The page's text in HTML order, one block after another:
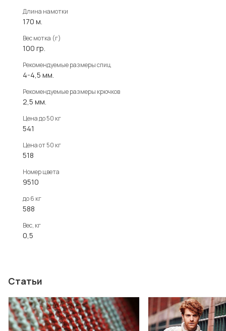
Длина намотки
170 м.
Вес мотка (г)
100 гр.
Рекомендуемые размеры спиц
4-4,5 мм.
Рекомендуемые размеры крючков
2,5 мм.
Цена до 50 кг
541
Цена от 50 кг
518
Номер цвета
9510
до 6 кг
588
Вес, кг
0,5
Статьи